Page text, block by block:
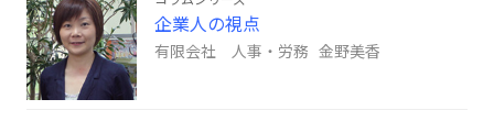
企業人の視点
有限会社 人事・労務 金野美香